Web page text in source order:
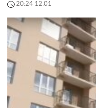
20:24 12.01